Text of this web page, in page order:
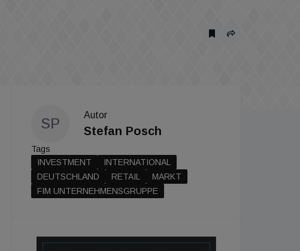
SP
Autor
Stefan Posch
Tags
INVESTMENT
INTERNATIONAL
DEUTSCHLAND
RETAIL
MARKT
FIM UNTERNEHMENSGRUPPE